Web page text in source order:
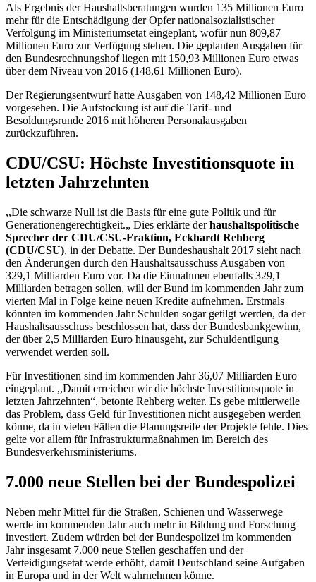
Als Ergebnis der Haushaltsberatungen wurden 135 Millionen Euro
mehr für die Entschädigung der Opfer nationalsozialistischer
Verfolgung im Ministeriumsetat eingeplant, wofür nun 809,87
Millionen Euro zur Verfügung stehen. Die geplanten Ausgaben für
den Bundesrechnungshof liegen mit 150,93 Millionen Euro etwas
über dem Niveau von 2016 (148,61 Millionen Euro).
Der Regierungsentwurf hatte Ausgaben von 148,42 Millionen Euro
vorgesehen. Die Aufstockung ist auf die Tarif- und
Besoldungsrunde 2016 mit höheren Personalausgaben
zurückzuführen.
CDU/CSU: Höchste Investitionsquote in
letzten Jahrzehnten
,,Die schwarze Null ist die Basis für eine gute Politik und für
Generationengerechtigkeit.„ Dies erklärte derhaushaltspolitische
Sprecher der CDU/CSU-Fraktion, Eckhardt Rehberg
(CDU/CSU), in der Debatte. Der Bundeshaushalt 2017 sieht nach
den Änderungen durch den Haushaltsausschuss Ausgaben von
329,1 Milliarden Euro vor. Da die Einnahmen ebenfalls 329,1
Milliarden betragen sollen, will der Bund im kommenden Jahr zum
vierten Mal in Folge keine neuen Kredite aufnehmen. Erstmals
könnten im kommenden Jahr Schulden sogar getilgt werden, da der
Haushaltsausschuss beschlossen hat, dass der Bundesbankgewinn,
der über 2,5 Milliarden Euro hinausgeht, zur Schuldentilgung
verwendet werden soll.
Für Investitionen sind im kommenden Jahr 36,07 Milliarden Euro
eingeplant. ,,Damit erreichen wir die höchste Investitionsquote in
letzten Jahrzehnten“, betonte Rehberg weiter. Es gebe mittlerweile
das Problem, dass Geld für Investitionen nicht ausgegeben werden
könne, da in vielen Fällen die Planungsreife der Projekte fehle. Dies
gelte vor allem für Infrastrukturmaßnahmen im Bereich des
Bundesverkehrsministeriums.
7.000 neue Stellen bei der Bundespolizei
Neben mehr Mittel für die Straßen, Schienen und Wasserwege
werde im kommenden Jahr auch mehr in Bildung und Forschung
investiert. Zudem würden bei der Bundespolizei im kommenden
Jahr insgesamt 7.000 neue Stellen geschaffen und der
Verteidigungsetat werde erhöht, damit Deutschland seine Aufgaben
in Europa und in der Welt wahrnehmen könne.